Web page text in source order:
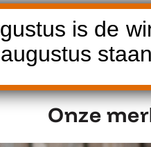
Fermob
Onze
is de